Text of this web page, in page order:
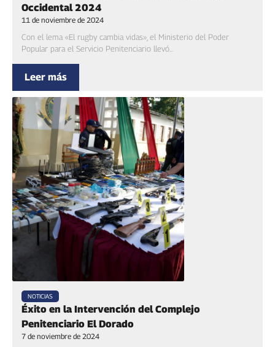
Occidental 2024
11 de noviembre de 2024
Con el lema «El rugby cambia vidas», el Ministerio del Poder
Popular para el Servicio Penitenciario llevó...
Leer más
NOTICIAS
Éxito en la Intervención del Complejo
Penitenciario El Dorado
7 de noviembre de 2024